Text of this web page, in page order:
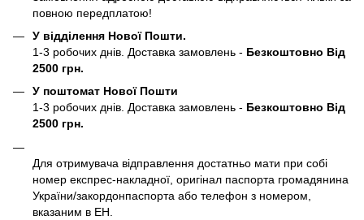
повною передплатою!
У відділення Нової Пошти.
1-3 робочих днів. Доставка замовлень - Безкоштовно Від
2500 грн.
У поштомат Нової Пошти
1-3 робочих днів. Доставка замовлень - Безкоштовно Від
2500 грн.
Для отримувача відправлення достатньо мати при собі
номер експрес-накладної, оригінал паспорта громадянина
України/закордонпаспорта або телефон з номером,
вказаним в ЕН.